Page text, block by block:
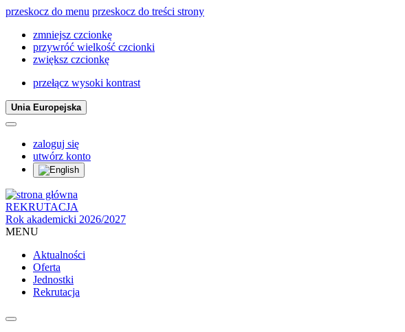
przeskocz do menu przeskocz do treści strony
zmniejsz czcionkę
przywróć wielkość czcionki
zwiększ czcionkę
przełącz wysoki kontrast
Unia Europejska
zaloguj się
utwórz konto
REKRUTACJA
Rok akademicki 2026/2027
MENU
Aktualności
Oferta
Jednostki
Rekrutacja